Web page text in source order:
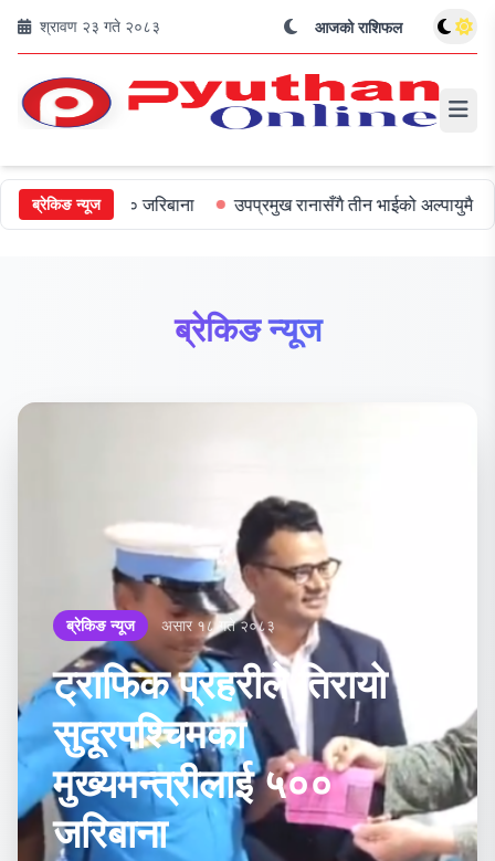
श्रावण २३ गते २०८३ आजको राशिफल
ब्रेकिङ न्यूज
५०० जरिबाना उपप्रमुख रानासँगै तीन भाईको अल्पायुमै दुखद निधन
ब्रेकिङ न्यूज
ब्रेकिङ न्यूज असार १८ गते २०८३
ट्राफिक प्रहरीले तिरायो
सुदूरपश्चिमका
मुख्यमन्त्रीलाई ५००
जरिबाना